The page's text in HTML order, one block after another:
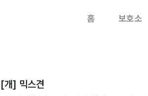
홈 보호소
[개] 믹스견